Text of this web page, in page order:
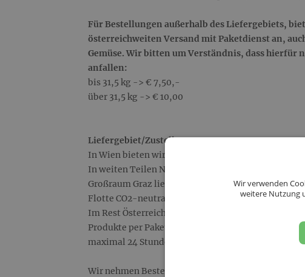
Für Bestellungen außerhalb des Liefergebiets,
österreichweiten Versand mit Paketdienst an,
Gemüse. Wir bitten um Verständnis, dass hierfür
anfallen:
bis 31,5 kg -> € 7,50,-
über 31,5 kg -> € 10,00
Liefergebiet/Zustellungstage:
In Wien bieten wir dir tägliche Lieferungen an.
In weiten Teilen Niederösterreichs, im nördlichen
Großraum Graz liefern wir wöchentlich an fixen
Flotte CO2-neutral.
Im Rest Österreichs von Fürstenfeld bis Bregenz
Produkte per Paketdienst im Versandkarton zu dir.
maximal 24 Stunden unterwegs.
Wir nehmen Bestellungen ausschließlich aus
Wir verwenden
weitere Nutzung